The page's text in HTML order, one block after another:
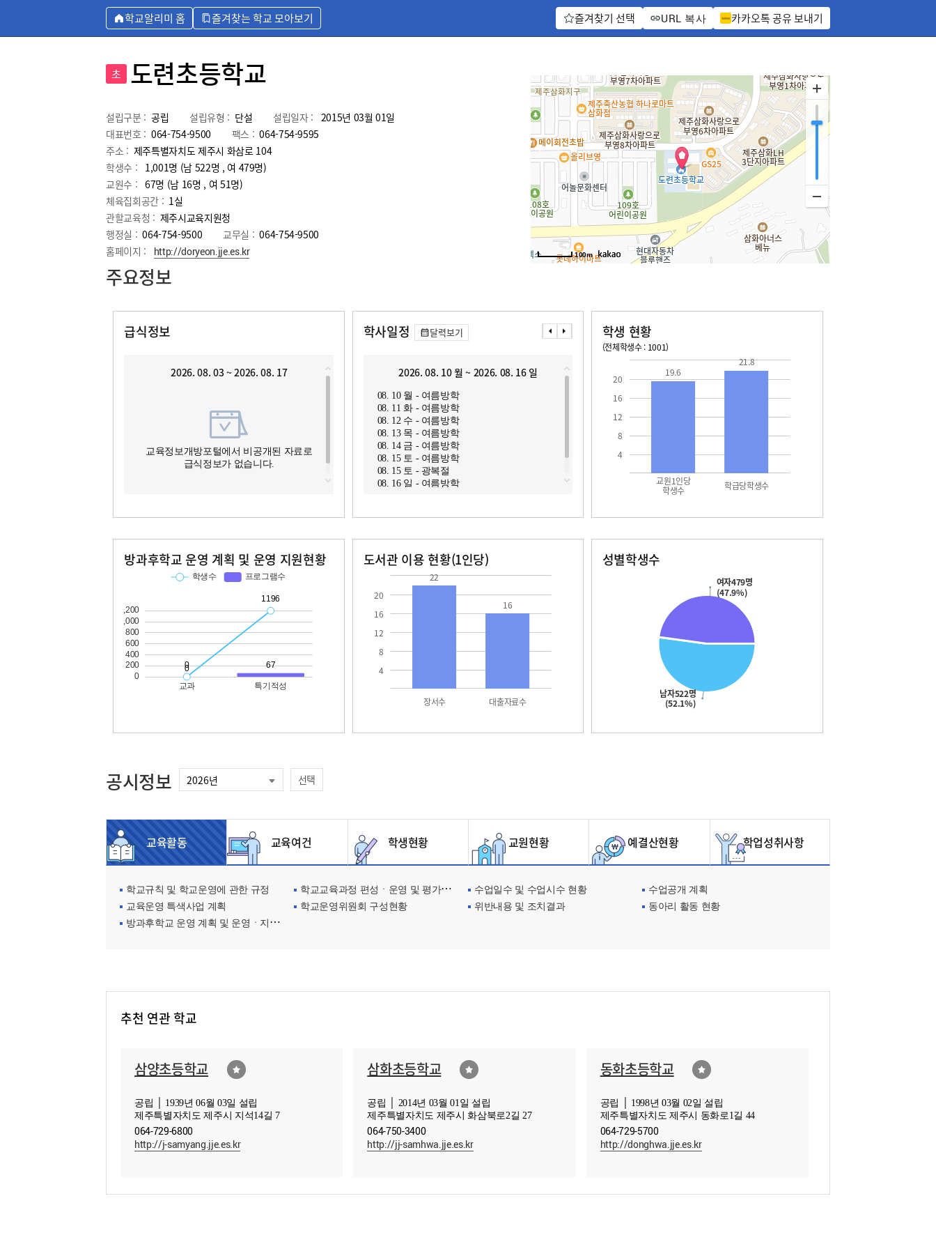
학교알리미 홈 즐겨찾는 학교 모아보기 즐겨찾기 선택 URL 복사 카카오톡 공유 보내기
초 도련초등학교
설립구분 : 공립 설립유형 : 단설 설립일자 : 2015년 03월 01일
대표번호 : 064-754-9500 팩스 : 064-754-9595
주소 : 제주특별자치도 제주시 화삼로 104
학생수 : 1,001명 (남 522명 , 여 479명)
교원수 : 67명 (남 16명 , 여 51명)
체육집회공간 : 1실
관할교육청 : 제주시교육지원청
행정실 : 064-754-9500 교무실 : 064-754-9500
홈페이지 :
http://doryeon.jje.es.kr 100m
주요정보
급식정보
2026. 08. 03 ~ 2026. 08. 17
교육정보개방포털에서 비공개된 자료로
급식정보가 없습니다.
학사일정 달력보기
2026. 08. 10 월 ~ 2026. 08. 16 일
08. 10 월 - 여름방학
08. 11 화 - 여름방학
08. 12 수 - 여름방학
08. 13 목 - 여름방학
08. 14 금 - 여름방학
08. 15 토 - 여름방학
08. 15 토 - 광복절
08. 16 일 - 여름방학
2026. 08. 17 월 ~ 2026. 08. 23 일
08. 17 월 - 여름방학
08. 18 화 - 여름방학
08. 19 수 - 여름방학
08. 21 금 - 여름방학
08. 22 토 - 여름방학
08. 22 토 - 토요휴업일
08. 23 일 - 여름방학
학생 현황
(전체학생수 : 1001)
4
8
12
16
20
교원1인당
학생수 학급당학생수
19.6
21.8
방과후학교 운영 계획 및 운영 지원현황 도서관 이용 현황(1인당)
4
8
12
16
20
장서수 대출자료수
22
16
성별학생수
남자522명
(52.1%)
여자479명
(47.9%)
공시정보 선택
교육활동 교육여건 학생현황 교원현황 예결산현황 학업성취사항
학교규칙 및 학교운영에 관한 규정 학교교육과정 편성ㆍ운영 및 평가에 관한 사항 수업일수 및 수업시수 현황
수업공개 계획
교육운영 특색사업 계획
학교운영위원회 구성현황 위반내용 및 조치결과
동아리 활동 현황
방과후학교 운영 계획 및 운영ㆍ지원현황
추천 연관 학교
삼양초등학교
공립 │ 1939년 06월 03일 설립
제주특별자치도 제주시 지석14길 7
064-729-6800
http://j-samyang.jje.es.kr
삼화초등학교
공립 │ 2014년 03월 01일 설립
제주특별자치도 제주시 화삼북로2길 27
064-750-3400
http://jj-samhwa.jje.es.kr
동화초등학교
공립 │ 1998년 03월 02일 설립
제주특별자치도 제주시 동화로1길 44
064-729-5700
http://donghwa.jje.es.kr